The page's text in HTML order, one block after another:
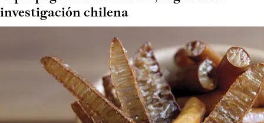
investigación chilena